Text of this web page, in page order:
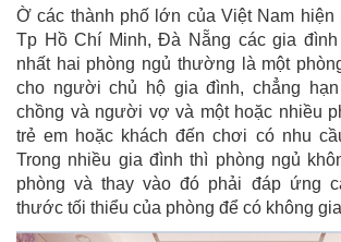
Ờ các thành phố lớn của Việt Nam hiện
Tp Hồ Chí Minh, Đà Nẵng các gia
nhất hai phòng ngủ thường là một
cho người chủ hộ gia đình, chẳng
chồng và người vợ và một hoặc nhiều
trẻ em hoặc khách đến chơi có nhu
Trong nhiều gia đình thì phòng ngủ
phòng và thay vào đó phải đáp ứng
thước tối thiểu của phòng để có không